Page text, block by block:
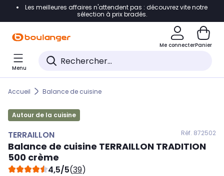
Accéder directement à la navigation
Accéder directement au pied de page
Accéder directement au chatbot
Les meilleures affaires n'attendent pas : découvrez vite notre
sélection à prix bradés.
Me connecterPanier
Menu
Accueil Balance de cuisine
Autour de la cuisine
TERRAILLON Réf. 872502
Balance de cuisine TERRAILLON TRADITION
500 crème
4,5/5(39)